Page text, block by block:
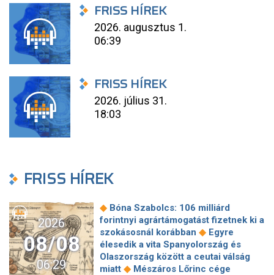
FRISS HÍREK
2026. augusztus 1.
06:39
FRISS HÍREK
2026. július 31.
18:03
FRISS HÍREK
2026
08/08
06:29
◆ Bóna Szabolcs: 106 milliárd
forintnyi agrártámogatást fizetnek ki a
szokásosnál korábban ◆ Egyre
élesedik a vita Spanyolország és
Olaszország között a ceutai válság
miatt ◆ Mészáros Lőrinc cége